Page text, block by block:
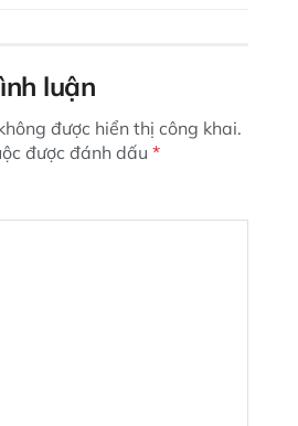
luận
được hiển thị công khai.
được đánh dấu *